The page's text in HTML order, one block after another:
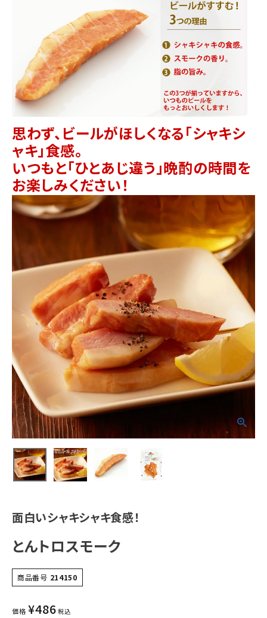
思わず、ビールがほしくなる「シャキシ
ャキ」食感。
いつもと「ひとあじ違う」晩酌の時間を
お楽しみください！
面白いシャキシャキ食感！
とんトロスモーク
商品番号 214150
価格 ¥486 税込